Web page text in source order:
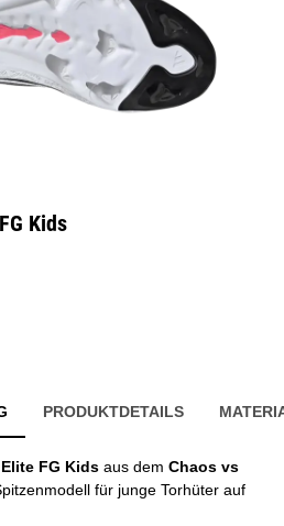
Kids
PRODUKTDETAILS
FG Kids aus dem Chaos vs
für junge Torhüter auf